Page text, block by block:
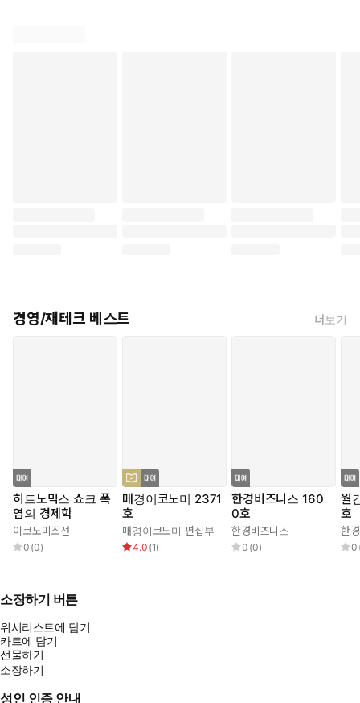
경영/재테크 베스트 더보기
히트노믹스 쇼크 폭
염의 경제학
이코노미조선
0 (0)
매경이코노미 2371
호
매경이코노미 편집부
4.0 (1)
한경비즈니스 160
0호
한경비즈니스
0 (0)
월
호
한
0
소장하기 버튼
위시리스트에 담기
카트에 담기
선물하기
소장하기
성인 인증 안내